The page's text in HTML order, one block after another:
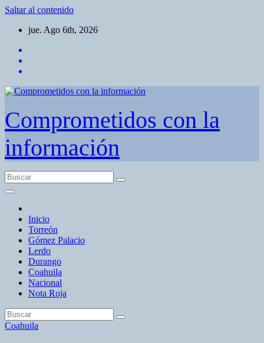
Saltar al contenido
jue. Ago 6th, 2026
Comprometidos con la
información
Inicio
Torreón
Gómez Palacio
Lerdo
Durango
Coahuila
Nacional
Nota Roja
Coahuila